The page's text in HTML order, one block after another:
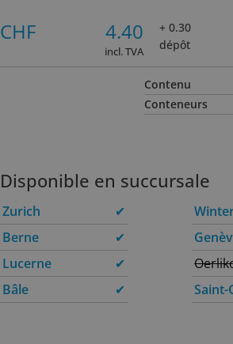
CHF 4.40
incl. TVA
+ 0.30
dépôt
Contenu
Conteneurs
Disponible en succursale
Zurich
✔
Berne
✔
Lucerne
✔
Bâle
✔
Saint-